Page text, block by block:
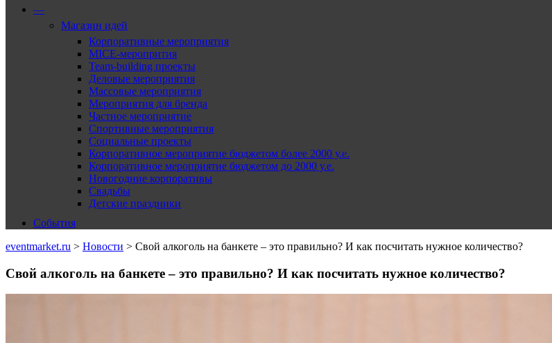
—
Магазин идей
Корпоративные мероприятия
MICE-меропрития
Team-building проекты
Деловые мероприятия
Массовые мероприятия
Мероприятия для бренда
Частное мероприятие
Спортивные мероприятия
Социальные проекты
Корпоративное мероприятие бюджетом более 2000 у.е.
Корпоративное мероприятие бюджетом до 2000 у.е.
Новогодние корпоративы
Свадьбы
Детские праздники
События
eventmarket.ru > Новости > Свой алкоголь на банкете – это правильно? И как посчитать нужное количество?
Свой алкоголь на банкете – это правильно? И как посчитать нужное количество?